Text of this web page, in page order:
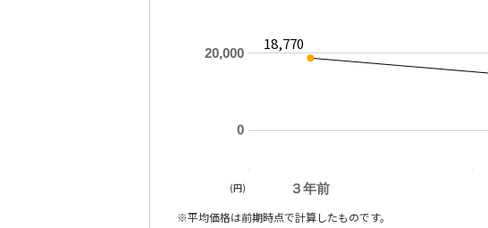
３年前
0
20,000
18,770
(円)
※平均価格は前期時点で計算したものです。